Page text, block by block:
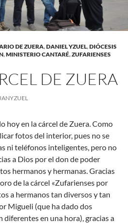
DE ZUERA,DANIEL YZUEL,DIÓCESIS
,MINISTERIO CANTARÉ,ZUFARIENSES
DE ZUERA
hoy en la cárcel de Zuera. Como
fotos del interior, pues no se
ni teléfonos inteligentes, pero no
a Dios por el don de poder
hermanos y hermanas. Gracias
de la cárcel «Zufarienses por
a hermanos tan diversos y tan
Migueli (que ha dado dos
en una hora), gracias a